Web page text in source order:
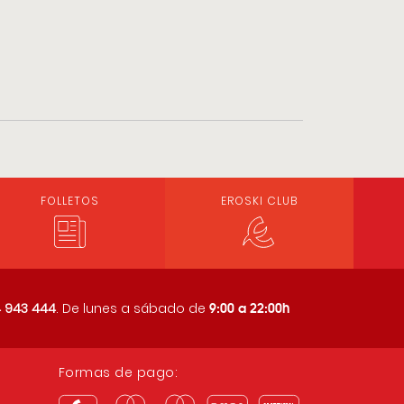
FOLLETOS EROSKI CLUB
943 444. De lunes a sábado de 9:00 a 22:00h
Formas de pago: